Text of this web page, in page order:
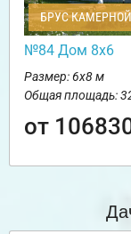
БРУС
№84 Дом 8х6
Размер: 6х8 м
Общая площадь:
от